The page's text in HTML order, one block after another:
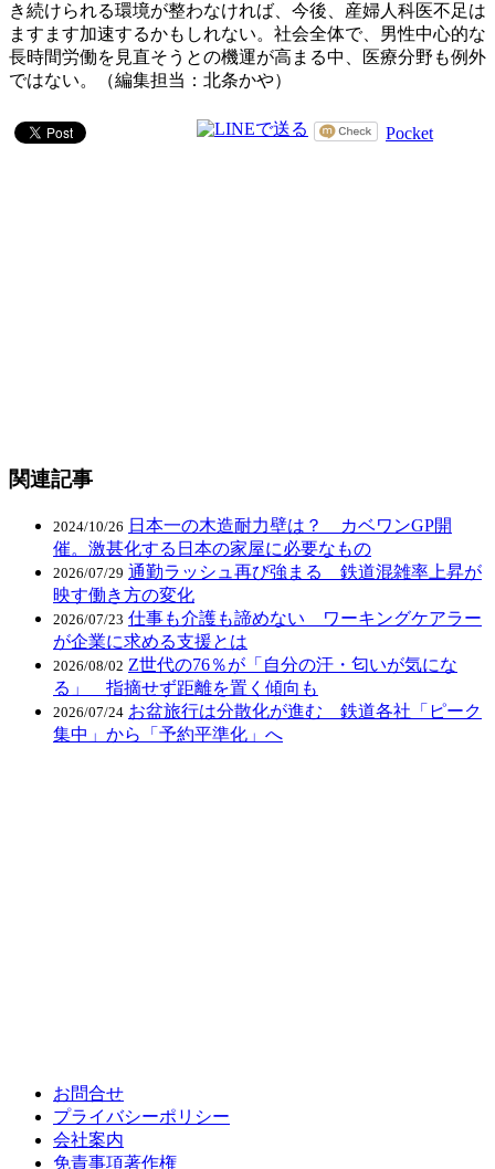
き続けられる環境が整わなければ、今後、産婦人科医不足は
ますます加速するかもしれない。社会全体で、男性中心的な
長時間労働を見直そうとの機運が高まる中、医療分野も例外
ではない。（編集担当：北条かや）
Pocket
関連記事
2024/10/26 日本一の木造耐力壁は？ カベワンGP開
催。激甚化する日本の家屋に必要なもの
2026/07/29 通勤ラッシュ再び強まる 鉄道混雑率上昇が
映す働き方の変化
2026/07/23 仕事も介護も諦めない ワーキングケアラー
が企業に求める支援とは
2026/08/02 Z世代の76％が「自分の汗・匂いが気にな
る」 指摘せず距離を置く傾向も
2026/07/24 お盆旅行は分散化が進む 鉄道各社「ピーク
集中」から「予約平準化」へ
お問合せ
プライバシーポリシー
会社案内
免責事項著作権